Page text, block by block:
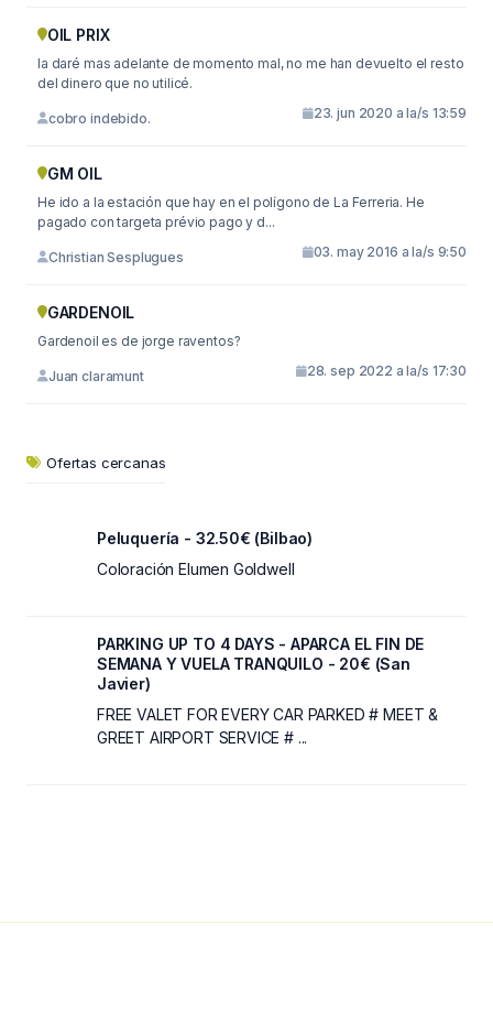
OIL PRIX
la daré mas adelante de momento mal, no me han devuelto el resto
del dinero que no utilicé.
cobro indebido. 23. jun 2020 a la/s 13:59
GM OIL
He ido a la estación que hay en el polígono de La Ferreria. He
pagado con targeta prévio pago y d...
Christian Sesplugues 03. may 2016 a la/s 9:50
GARDENOIL
Gardenoil es de jorge raventos?
Juan claramunt 28. sep 2022 a la/s 17:30
Ofertas cercanas
Peluquería - 32.50€ (Bilbao)
Coloración Elumen Goldwell
PARKING UP TO 4 DAYS - APARCA EL FIN DE
SEMANA Y VUELA TRANQUILO - 20€ (San
Javier)
FREE VALET FOR EVERY CAR PARKED # MEET &
GREET AIRPORT SERVICE # ...